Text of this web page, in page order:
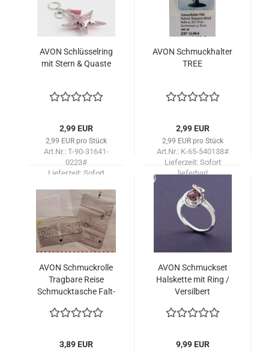
AVON Schlüs­sel­ring
mit Stern & Quas­te
2,99 EUR
2,99 EUR pro Stück
Art.Nr.: T-90-31641-
0223#
Lieferzeit: Sofort
AVON Schmuck­hal­ter
TREE
2,99 EUR
2,99 EUR pro Stück
Art.Nr.: K-65-540138#
Lieferzeit: Sofort
lieferbar!
AVON Schmuck­rol­le
Trag­ba­re Reise
Schmuck­ta­sche Falt­
zer
3,89 EUR
AVON Schmuck­set
Hals­ket­te mit Ring /
Ver­sil­bert
9,99 EUR